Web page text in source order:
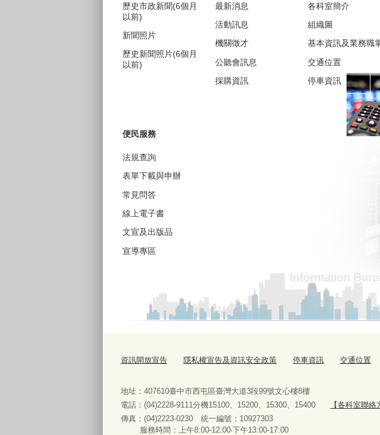
歷史市政新聞(6個月
以前)
新聞照片
歷史新聞照片(6個月
以前)
最新消息
活動訊息
機關徵才
公聽會訊息
採購資訊
各科室簡介
組織圖
基本資訊及業務職
交通位置
停車資訊
便民服務
法規查詢
表單下載與申辦
常見問答
線上電子書
文宣及出版品
宣導專區
資訊開放宣告 隱私權宣告及資訊安全政策 停車資訊 交通位置
地址：407610臺中市西屯區臺灣大道3段99號文心樓8樓
電話：(04)2228-9111分機15100、15200、15300、15400
【各科室聯絡
傳真：(04)2223-0230 統一編號 ：
服務時間：上午8:00-12:00‧下午13:00-17:00